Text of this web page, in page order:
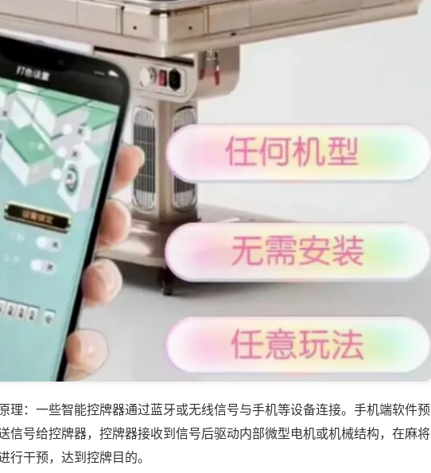
理：一些智能控牌器通过蓝牙或无线信号与手机等设备连接。手机端软件预
信号给控牌器，控牌器接收到信号后驱动内部微型电机或机械结构，在麻将
行干预，达到控牌目的。